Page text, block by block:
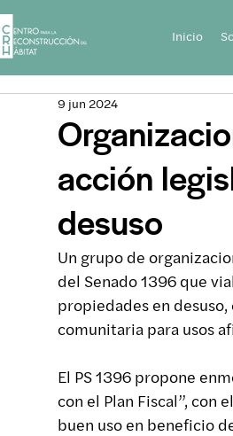
Inicio
acción
desuso
9 jun 2024
Un grupo de
del Senado 1396 que
propiedades en
comunitaria para usos
El PS 1396 propone
con el Plan Fiscal”, con
buen uso en beneficio